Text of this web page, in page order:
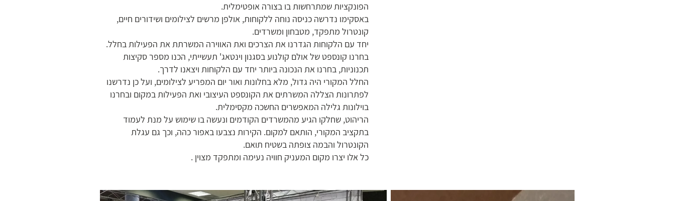
הפונקציות שמתרחשות בו בצורה אופטימלית.
באסקימו נדרשה כניסה נוחה ללקוחות, אולפן מרשים לצילומים ושידורים חיים,
קונטרול מתפקד, מטבחון ומשרדים.
יחד עם הלקוחות הגדרנו את הצרכים ואת האווירה המשרתת את הפעילות בחלל.
בחרנו קונספט של אולם קולנוע בסגנון וינטאג' תעשייתי, הכנו מספר סקיצות
תכנוניות, בחרנו את הנכונה ביותר יחד עם הלקוחות ויצאנו לדרך.
החלל המקורי היה גדול, מלא בחלונות ואור יום המפריע לצילומים, ועל כן נדרשנו
לפתרונות הצללה המשרתים את הקונספט העיצובי ואת הפעילות במקום ובחרנו
בוילונות גלילה המאפשרים החשכה מקסימלית.
הריהוט, שחלקו הגיע מהמשרדים הקודמים ונעשה בו שימוש על מנת לעמוד
בתקציב המקורי, הותאם למקום. הקירות נצבעו באפור כהה, וכך גם עגלת
הקונטרול והבמה צופתה בשטיח תואם.
כל אלו יצרו מקום המעניק חוויה נעימה ומתפקד מצוין .